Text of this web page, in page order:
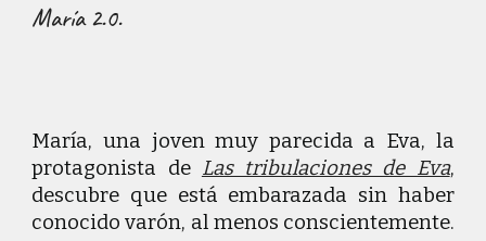
María 2.0.
María, una joven muy parecida a Eva, la
protagonista de Las tribulaciones de Eva,
descubre que está embarazada sin haber
conocido varón, al menos conscientemente.